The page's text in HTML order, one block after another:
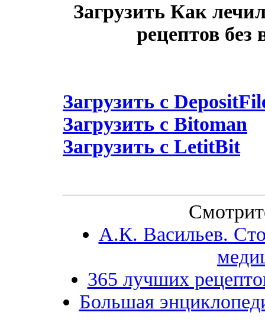
Загрузить Как
рецептов
Загрузить с
Загрузить с Bitoman
Загрузить с LetitBit
А.К. Васильев. Сто
365 лучших
Большая